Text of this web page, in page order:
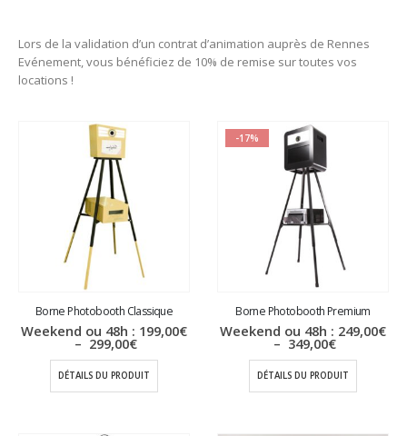
Lors de la validation d’un contrat d’animation auprès de Rennes
Evénement, vous bénéficiez de 10% de remise sur toutes vos
locations !
Borne Photobooth Classique
Weekend ou 48h : 199,00€
– 299,00€Plage
de
prix :
199,00€
à
DÉTAILS DU PRODUIT
-17%
Borne Photobooth Premium
Weekend ou 48h : 249,00€
– 349,00€Plage
de
prix :
249,00€
à
DÉTAILS DU PRODUIT